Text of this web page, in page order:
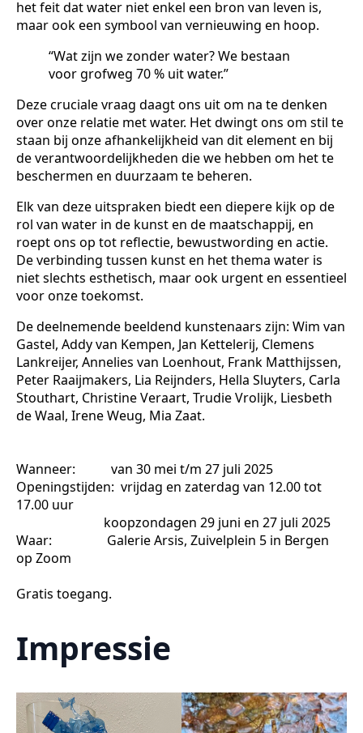
het feit dat water niet enkel een bron van leven is,
maar ook een symbool van vernieuwing en hoop.
“Wat zijn we zonder water? We bestaan
voor grofweg 70 % uit water.”
Deze cruciale vraag daagt ons uit om na te denken
over onze relatie met water. Het dwingt ons om stil te
staan bij onze afhankelijkheid van dit element en bij
de verantwoordelijkheden die we hebben om het te
beschermen en duurzaam te beheren.
Elk van deze uitspraken biedt een diepere kijk op de
rol van water in de kunst en de maatschappij, en
roept ons op tot reflectie, bewustwording en actie.
De verbinding tussen kunst en het thema water is
niet slechts esthetisch, maar ook urgent en essentieel
voor onze toekomst.
De deelnemende beeldend kunstenaars zijn: Wim van
Gastel, Addy van Kempen, Jan Kettelerij, Clemens
Lankreijer, Annelies van Loenhout, Frank Matthijssen,
Peter Raaijmakers, Lia Reijnders, Hella Sluyters, Carla
Stouthart, Christine Veraart, Trudie Vrolijk, Liesbeth
de Waal, Irene Weug, Mia Zaat.
Wanneer: van 30 mei t/m 27 juli 2025
Openingstijden: vrijdag en zaterdag van 12.00 tot
17.00 uur
koopzondagen 29 juni en 27 juli 2025
Waar: Galerie Arsis, Zuivelplein 5 in Bergen
op Zoom
Gratis toegang.
Impressie